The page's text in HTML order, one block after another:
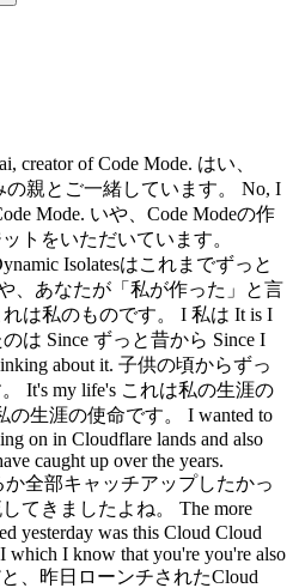
creator of Code Mode. はい、
の親とご一緒しています。 No, I
Mode. いや、Code Modeの作
トをいただいています。
Isolatesはこれまでずっと
や、あなたが「私が作った」と言
は私のものです。 I 私は It is I
は Since ずっと昔から Since I
about it. 子供の頃からずっ
It's my life's これは私の生涯の
の生涯の使命です。 I wanted to
on in Cloudflare lands and also
caught up over the years.
全部キャッチアップしたかっ
てきましたよね。 The more
yesterday was this Cloud Cloud
which I know that you're you're also
、昨日ローンチされたCloud